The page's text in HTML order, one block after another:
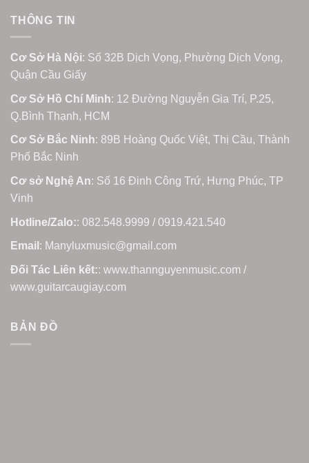
THÔNG TIN
Cơ Sở Hà Nội: Số 32B Dịch Vọng, Phường Dịch Vọng,
Quận Cầu Giấy
Cơ Sở Hồ Chí Minh: 12 Đường Nguyễn Gia Trí, P.25,
Q.Bình Thạnh, HCM
Cơ Sở Bắc Ninh: 89B Hoàng Quốc Việt, Thị Cầu, Thành
Phố Bắc Ninh
Cơ sở Nghệ An: Số 16 Đinh Công Trứ, Hưng Phúc, TP
Vinh
Hotline/Zalo:: 082.548.9999 / 0919.421.540
Email : Manyluxmusic@gmail.com
Đối Tác Liên kết:: www.thannguyenmusic.com /
www.guitarcaugiay.com
BẢN ĐỒ